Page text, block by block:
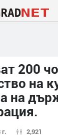
200
на
на
2,921